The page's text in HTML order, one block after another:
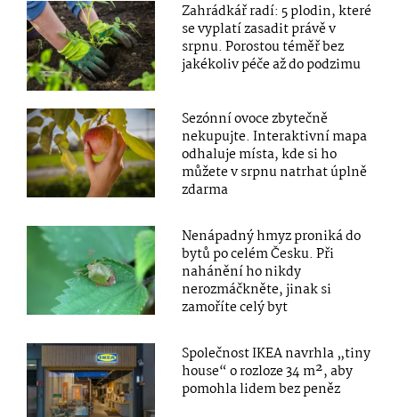
Zahrádkář radí: 5 plodin, které
se vyplatí zasadit právě v
srpnu. Porostou téměř bez
jakékoliv péče až do podzimu
Sezónní ovoce zbytečně
nekupujte. Interaktivní mapa
odhaluje místa, kde si ho
můžete v srpnu natrhat úplně
zdarma
Nenápadný hmyz proniká do
bytů po celém Česku. Při
nahánění ho nikdy
nerozmáčkněte, jinak si
zamoříte celý byt
Společnost IKEA navrhla „tiny
house“ o rozloze 34 m², aby
pomohla lidem bez peněz